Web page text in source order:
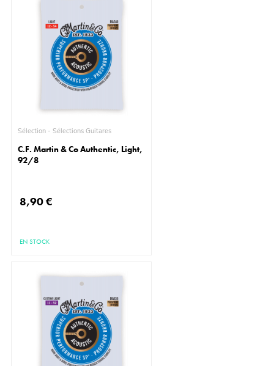
Sélection - Sélections Guitares
C.F. Martin & Co Authentic, Light,
92/8
8,90 €
EN STOCK